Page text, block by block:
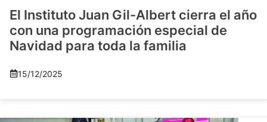
El Instituto Juan Gil-Albert cierra el año
con una programación especial de
Navidad para toda la familia
15/12/2025